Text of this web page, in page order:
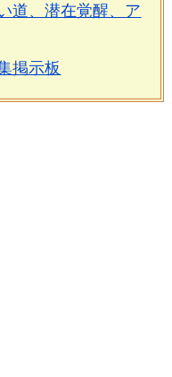
道、潜在覚醒、ア
掲示板